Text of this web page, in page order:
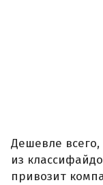
Дешевле
из
привозит